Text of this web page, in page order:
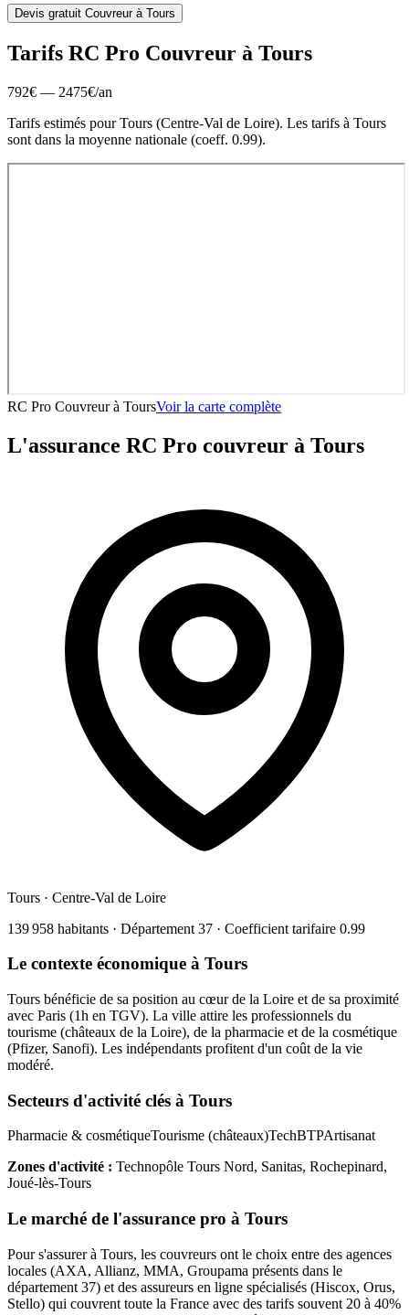
Devis gratuit Couvreurà Tours
Tarifs RC Pro Couvreur à Tours
792€ — 2475€/an
Tarifs estimés pourTours (Centre-Val de Loire). Les tarifs à Tours
sont dans la moyenne nationale (coeff. 0.99).
RC Pro Couvreurà ToursVoir la carte complète
L'assurance RC Pro couvreur à Tours
Tours · Centre-Val de Loire
139 958 habitants · Département 37 · Coefficient tarifaire 0.99
Le contexte économique à Tours
Tours bénéficie de sa position au cœur de la Loire et de sa proximité
avec Paris (1h en TGV). La ville attire les professionnels du
tourisme (châteaux de la Loire), de la pharmacie et de la cosmétique
(Pfizer, Sanofi). Les indépendants profitent d'un coût de la vie
modéré.
Secteurs d'activité clés à Tours
Pharmacie & cosmétiqueTourisme (châteaux)TechBTPArtisanat
Zones d'activité : Technopôle Tours Nord, Sanitas, Rochepinard,
Joué-lès-Tours
Le marché de l'assurance pro à Tours
Pour s'assurer à Tours, les couvreurs ont le choix entre des agences
locales (AXA, Allianz, MMA, Groupama présents dans le
département 37) et des assureurs en ligne spécialisés (Hiscox, Orus,
Stello) qui couvrent toute la France avec des tarifs souvent 20 à 40%